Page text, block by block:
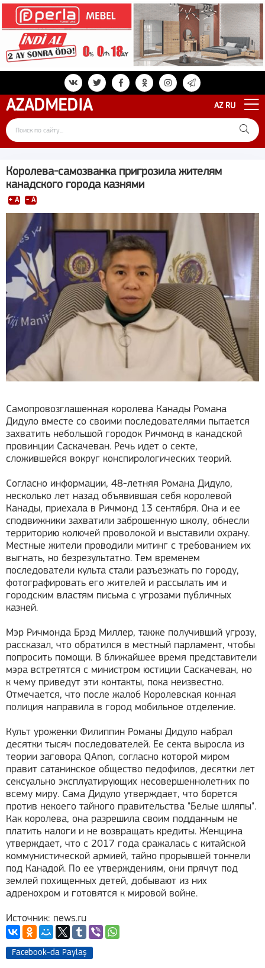
AZADMEDIA AZ RU
Королева-самозванка пригрозила жителям
канадского города казнями
+ A - A
Самопровозглашенная королева Канады Романа
Дидуло вместе со своими последователями пытается
захватить небольшой городок Ричмонд в канадской
провинции Саскачеван. Речь идет о секте,
сложившейся вокруг конспирологических теорий.
Согласно информации, 48-летняя Романа Дидуло,
несколько лет назад объявившая себя королевой
Канады, приехала в Ричмонд 13 сентября. Она и ее
сподвижники захватили заброшенную школу, обнесли
территорию колючей проволокой и выставили охрану.
Местные жители проводили митинг с требованием их
выгнать, но безрезультатно. Тем временем
последователи культа стали разъезжать по городу,
фотографировать его жителей и рассылать им и
городским властям письма с угрозами публичных
казней.
Мэр Ричмонда Брэд Миллер, также получивший угрозу,
рассказал, что обратился в местный парламент, чтобы
попросить помощи. В ближайшее время представители
мэра встретятся с министром юстиции Саскачеван, но
к чему приведут эти контакты, пока неизвестно.
Отмечается, что после жалоб Королевская конная
полиция направила в город мобильное отделение.
Культ уроженки Филиппин Романы Дидуло набрал
десятки тысяч последователей. Ее секта выросла из
теории заговора QAnon, согласно которой миром
правит сатанинское общество педофилов, десятки лет
сексуально эксплуатирующих несовершеннолетних по
всему миру. Сама Дидуло утверждает, что борется
против некоего тайного правительства "Белые шляпы".
Как королева, она разрешила своим подданным не
платить налоги и не возвращать кредиты. Женщина
утверждает, что с 2017 года сражалась с китайской
коммунистической армией, тайно прорывшей тоннели
под Канадой. По ее утверждениям, они прячут под
землей похищенных детей, добывают из них
адренохром и готовятся к мировой войне.
Источник: news.ru
Facebook-da Paylaş